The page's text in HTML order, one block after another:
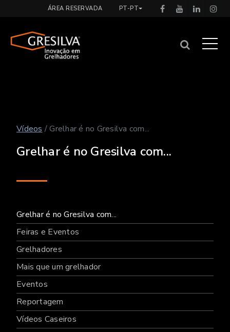
ÁREA RESERVADA PT-PT
Vídeos / Grelhar é no Gresilva com...
Grelhar é no Gresilva com...
Grelhar é no Gresilva com...
Feiras e Eventos
Grelhadores
Mais que um grelhador
Eventos
Reportagem
Vídeos Caseiros